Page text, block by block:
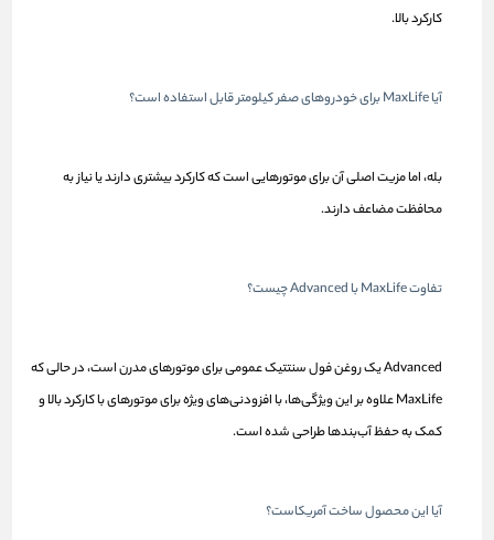
کارکرد بالا.
آیا MaxLife برای خودروهای صفر کیلومتر قابل استفاده است؟
بله، اما مزیت اصلی آن برای موتورهایی است که کارکرد بیشتری دارند یا نیاز به
محافظت مضاعف دارند.
تفاوت MaxLife با Advanced چیست؟
Advanced یک روغن فول سنتتیک عمومی برای موتورهای مدرن است، در حالی که
MaxLife علاوه بر این ویژگی‌ها، با افزودنی‌های ویژه برای موتورهای با کارکرد بالا و
کمک به حفظ آب‌بندها طراحی شده است.
آیا این محصول ساخت آمریکاست؟